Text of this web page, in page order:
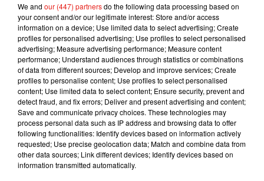
Voir cette publication sur Instagram
I mean, have you EVER seen dogs hugging? Wallace and
Charlie are best buds!
Une publication partagée parWallace(@iamwallacethecorgi) le
Il est toujours très heureux de rencontrer des gens et
d’autres chiens. Il adore donner des bisous aux personnes, et
quand il voit un autre chien, c’est toujours lui qui prend
l’initiative de jouer avec lui", a raconté son propriétaire à
Dodo. Une attitude adorable que Wallace garde quelque soit
We and our (447) partnersdo the following data processing based on
your consent and/or our legitimate interest: Store and/or access
information on a device; Use limited data to select advertising; Create
profiles for personalised advertising; Use profiles to select personalised
advertising; Measure advertising performance; Measure content
performance; Understand audiences through statistics or combinations
of data from different sources; Develop and improve services; Create
profiles to personalise content; Use profiles to select personalised
content; Use limited data to select content; Ensure security, prevent and
detect fraud, and fix errors; Deliver and present advertising and content;
Save and communicate privacy choices. These technologies may
process personal data such as IP address and browsing data to offer
following functionalities: Identify devices based on information actively
requested; Use precise geolocation data; Match and combine data from
other data sources; Link different devices; Identify devices based on
information transmitted automatically.